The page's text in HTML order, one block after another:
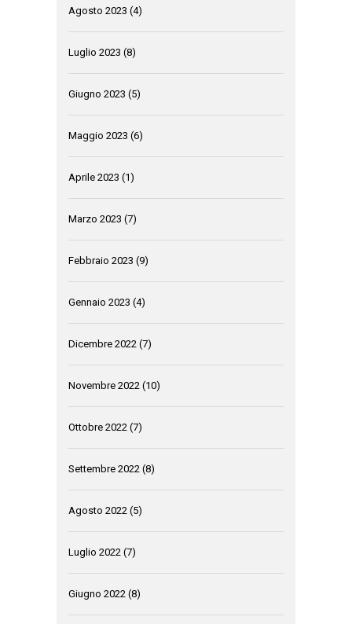
Agosto 2023 (4)
Luglio 2023 (8)
Giugno 2023 (5)
Maggio 2023 (6)
Aprile 2023 (1)
Marzo 2023 (7)
Febbraio 2023 (9)
Gennaio 2023 (4)
Dicembre 2022 (7)
Novembre 2022 (10)
Ottobre 2022 (7)
Settembre 2022 (8)
Agosto 2022 (5)
Luglio 2022 (7)
Giugno 2022 (8)